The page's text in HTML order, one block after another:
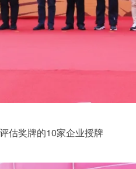
估奖牌的10家企业授牌